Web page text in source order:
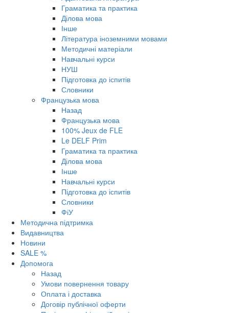
Граматика та практика
Ділова мова
Інше
Література іноземними мовами
Методичні матеріали
Навчальні курси
НУШ
Підготовка до іспитів
Словники
Французька мова
Назад
Французька мова
100% Jeux de FLE
Le DELF Prim
Граматика та практика
Ділова мова
Інше
Навчальні курси
Підготовка до іспитів
Словники
ФіУ
Методична підтримка
Видавництва
Новини
SALE %
Допомога
Назад
Умови повернення товару
Оплата і доставка
Договір публічної оферти